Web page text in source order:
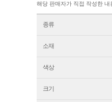
해당 판매자가 직접 작성한
종류
소재
색상
크기